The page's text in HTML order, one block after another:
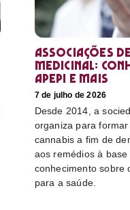
Associações
medicinal:
Apepi e mais
7 de julho de 2026
Desde 2014, a
organiza para
cannabis a fim de
aos remédios à
conhecimento sobre
para a saúde.